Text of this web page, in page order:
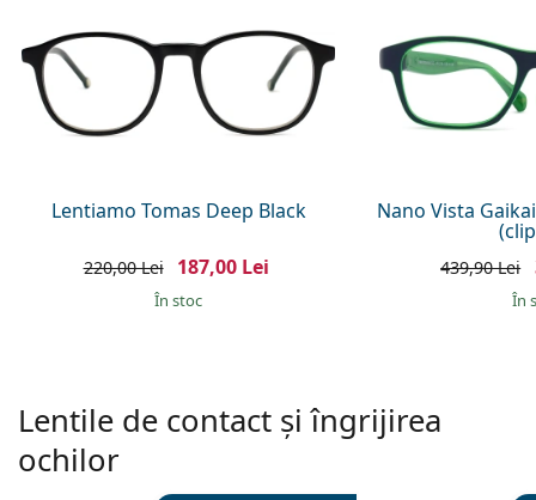
Lentiamo Tomas Deep Black
220,00 Lei 187,00 Lei
În stoc
Nano Vista
439,90 Lei
În
Lentile de contact și îngrijirea
ochilor